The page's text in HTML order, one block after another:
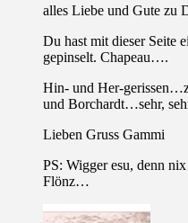
alles Liebe und Gute zu
Du hast mit dieser Seite
gepinselt. Chapeau….
Hin- und Her-
und Borchardt…sehr,
Lieben Gruss Gammi
PS: Wigger esu, denn
Flönz…